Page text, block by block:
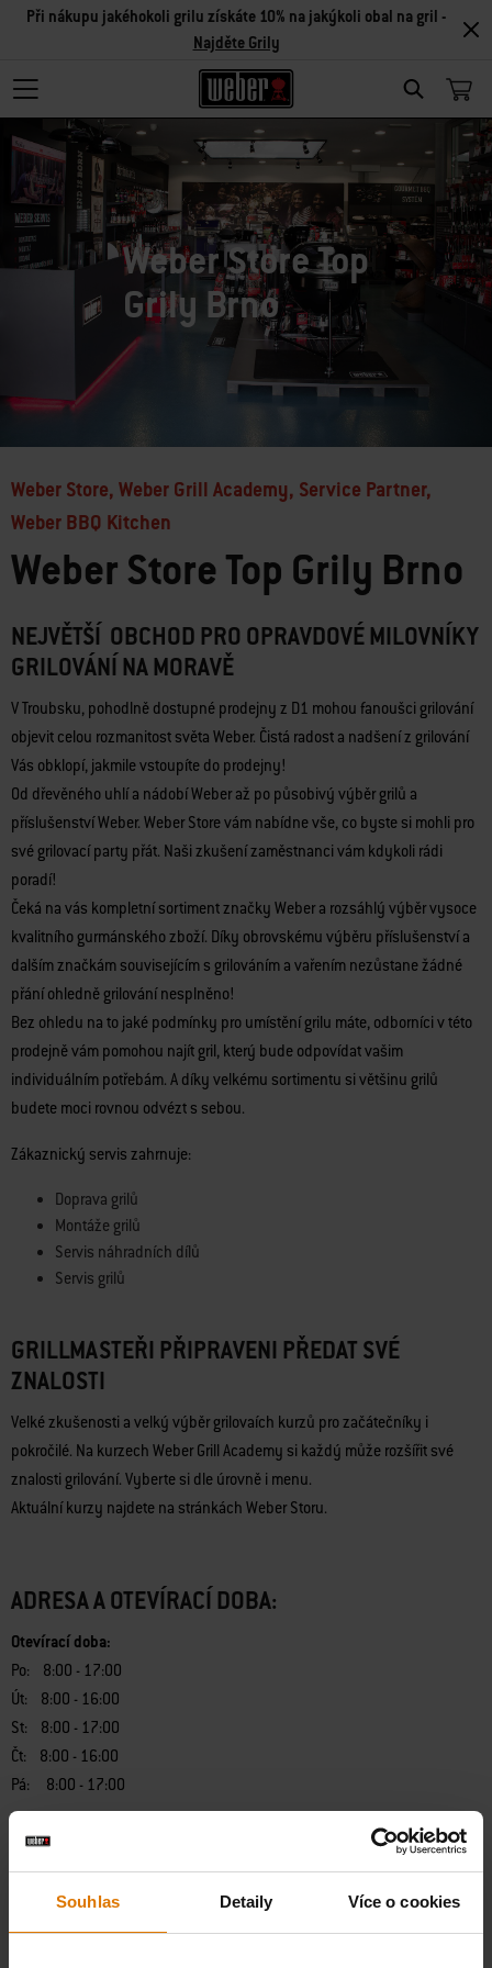
Souhlas Detaily Více o cookies
Search
Při nákupu jakéhokoli grilu získáte 10% na jakýkoli obal na gril -
Najděte Grily
Weber Store Top
Grily Brno
Weber Store, Weber Grill Academy, Service Partner,
Weber BBQ Kitchen
Weber Store Top Grily Brno
NEJVĚTŠÍ OBCHOD PRO OPRAVDOVÉ MILOVNÍKY
GRILOVÁNÍ NA MORAVĚ
V Troubsku, pohodlně dostupné prodejny z D1 mohou fanoušci grilování
objevit celou rozmanitost světa Weber. Čistá radost a nadšení z grilování
Vás obklopí, jakmile vstoupíte do prodejny!
Od dřevěného uhlí a nádobí Weber až po působivý výběr grilů a
příslušenství Weber. Weber Store vám nabídne vše, co byste si mohli pro
své grilovací party přát. Naši zkušení zaměstnanci vám kdykoli rádi
poradí!
Čeká na vás kompletní sortiment značky Weber a rozsáhlý výběr vysoce
kvalitního gurmánského zboží. Díky obrovskému výběru příslušenství a
dalším značkám souvisejícím s grilováním a vařením nezůstane žádné
přání ohledně grilování nesplněno!
Bez ohledu na to jaké podmínky pro umístění grilu máte, odborníci v této
prodejně vám pomohou najít gril, který bude odpovídat vašim
individuálním potřebám. A díky velkému sortimentu si většinu grilů
budete moci rovnou odvézt s sebou.
Zákaznický servis zahrnuje:
Doprava grilů
Montáže grilů
Servis náhradních dílů
Servis grilů
GRILLMASTEŘI PŘIPRAVENI PŘEDAT SVÉ
ZNALOSTI
Velké zkušenosti a velký výběr grilovaích kurzů pro začátečníky i
pokročilé. Na kurzech Weber Grill Academy si každý může rozšířit své
znalosti grilování. Vyberte si dle úrovně i menu.
Aktuální kurzy najdete na stránkách Weber Storu.
ADRESA A OTEVÍRACÍ DOBA:
Otevírací doba:
Po: 8:00 - 17:00
Út: 8:00 - 16:00
St: 8:00 - 17:00
Čt: 8:00 - 16:00
Pá: 8:00 - 17:00
Telefon:
info@topgrily.cz